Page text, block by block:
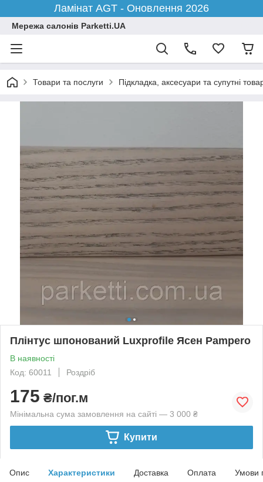
Ламінат AGT - Оновлення 2026
Мережа салонів Parketti.UA
Товари та послуги Підкладка, аксесуари та супутні
Плінтус шпонований Luxprofile Ясен Pampero
В наявності
Код: 60011
Роздріб
175 ₴/пог.м
Мінімальна сума замовлення на сайті — 3 000 ₴
Купити
Опис Характеристики Доставка Оплата Умови